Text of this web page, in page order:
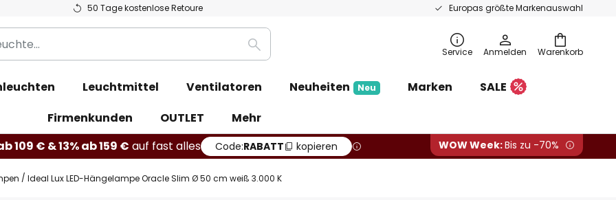
50 Tage kostenlose Retoure Europas größte Markenauswahl
Warenkorb
Suche Service Anmelden
Leuchtmittel Ventilatoren Neuheiten Neu Marken
SALE
Firmenkunden
OUTLET
Mehr
109 € & 13% ab 159 € auf fast alles Code:RABATT kopieren WOW Week:Bis zu -70%
Ideal Lux LED-Hängelampe Oracle Slim Ø 50 cm weiß 3.000 K